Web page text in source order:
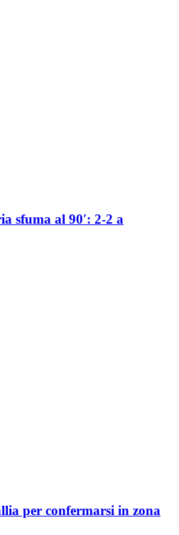
sfuma al 90′: 2-2 a
per confermarsi in zona